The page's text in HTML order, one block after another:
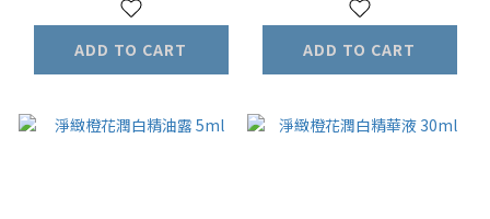
ADD TO CART ADD TO CART